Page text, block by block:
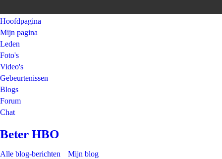
Hoofdpagina
Mijn pagina
Leden
Foto's
Video's
Gebeurtenissen
Blogs
Forum
Chat
Beter HBO
Alle blog-berichten Mijn blog